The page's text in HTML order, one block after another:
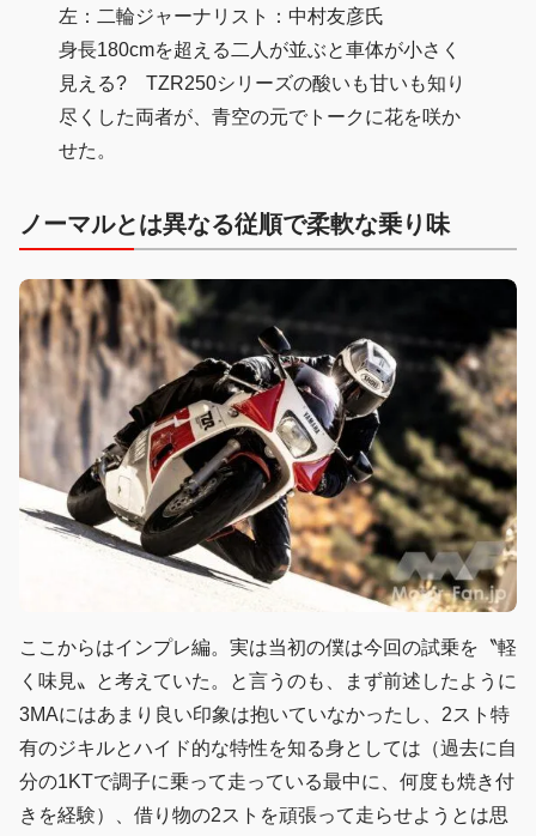
左：二輪ジャーナリスト：中村友彦氏
身長180cmを超える二人が並ぶと車体が小さく
見える? TZR250シリーズの酸いも甘いも知り
尽くした両者が、青空の元でトークに花を咲か
せた。
ノーマルとは異なる従順で柔軟な乗り味
ここからはインプレ編。実は当初の僕は今回の試乗を〝軽
く味見〟と考えていた。と言うのも、まず前述したように
3MAにはあまり良い印象は抱いていなかったし、2スト特
有のジキルとハイド的な特性を知る身としては（過去に自
分の1KTで調子に乗って走っている最中に、何度も焼き付
きを経験）、借り物の2ストを頑張って走らせようとは思